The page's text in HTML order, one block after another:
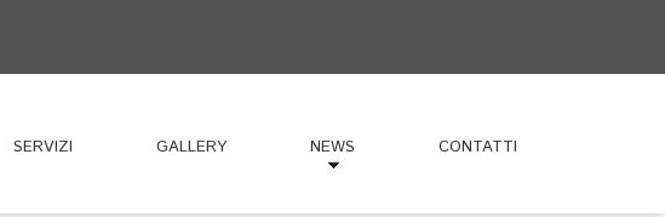
SERVIZI GALLERY NEWS CONTATTI